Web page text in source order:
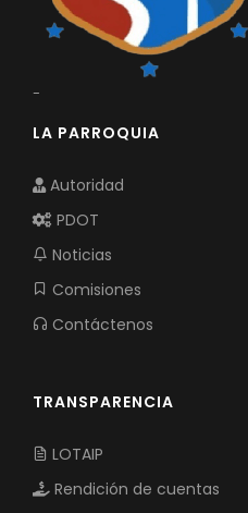
-
LA PARROQUIA
Autoridad
PDOT
Noticias
Comisiones
Contáctenos
TRANSPARENCIA
LOTAIP
Rendición de cuentas